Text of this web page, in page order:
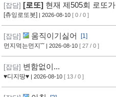
[잡담] [로또] 현재 제505회 로또가
감, 추첨) ㅡ [바로가기]
[츄잉로또봇] | 2026-08-10 [ 0 / 0 ]
[잡담] 움직이기싫어
[1]
먼지먹는먼지˘˘ | 2026-08-10 [ 27 / 0 ]
[잡담] 변함없이...
♥디지땅♥ | 2026-08-10 [ 13 / 0 ]